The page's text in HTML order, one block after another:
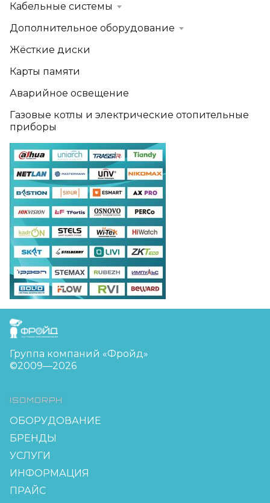
Кабельные системы
Дополнительное оборудование
Жёсткие диски
Карты памяти
Аварийное освещение
Газовые котлы и электрические отопительные
приборы
FreudGroup
Группа компаний «Фройд»
©2009—2026
ISOMORPH
ОБОРУДОВАНИЕ
БРЕНДЫ
УСЛУГИ
ИНФОРМАЦИЯ
ПРАЙС